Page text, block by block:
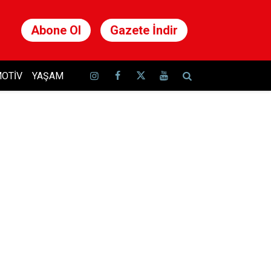
Abone Ol Gazete İndir
YAŞAM